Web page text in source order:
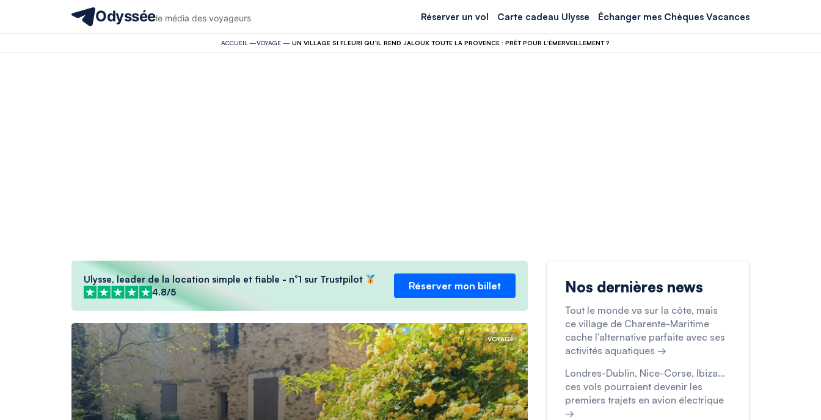
Odysséele média des voyageurs Réserver un vol Carte cadeau Ulysse Échanger mes Chèques Vacances
ACCUEIL —VOYAGE— UN VILLAGE SI FLEURI QU’IL REND JALOUX TOUTE LA PROVENCE : PRÊT POUR L’ÉMERVEILLEMENT ?
Ulysse, leader de la location simple et fiable - n°1 sur Trustpilot
4.8/5
Réserver mon billet
VOYAGE
Nos dernières news
Tout le monde va sur la côte, mais
ce village de Charente-Maritime
cache l’alternative parfaite avec ses
activités aquatiques →
Londres-Dublin, Nice-Corse, Ibiza…
ces vols pourraient devenir les
premiers trajets en avion électrique
→